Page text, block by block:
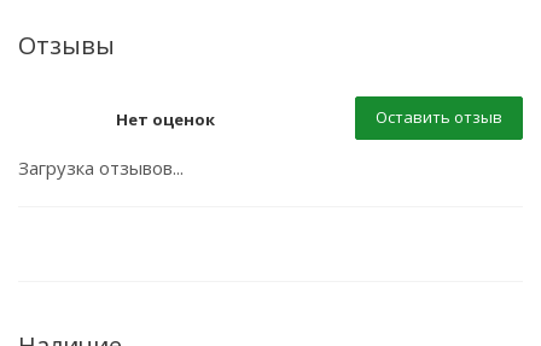
Отзывы
Нет оценок Оставить отзыв
Загрузка отзывов...